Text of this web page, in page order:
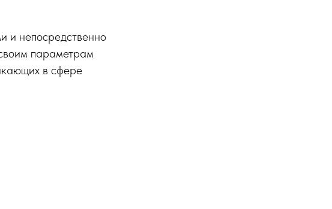
и непосредственно
параметрам
в сфере